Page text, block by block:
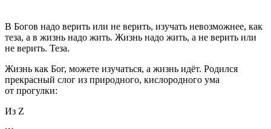
В Богов надо верить или не верить, изучать невозможнее, как
теза, а в жизнь надо жить. Жизнь надо жить, а не верить или
не верить. Теза.
Жизнь как Бог, можете изучаться, а жизнь идёт. Родился
прекрасный слог из природного, кислородного ума
от прогулки:
Из Z